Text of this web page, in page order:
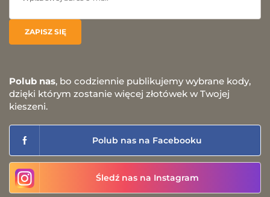
Polub nas, bo codziennie publikujemy wybrane kody,
dzięki którym zostanie więcej złotówek w Twojej
kieszeni.
Polub nas na Facebooku
Śledź nas na Instagram